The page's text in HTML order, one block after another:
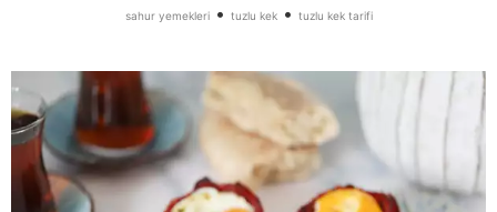
sahur yemekleri• tuzlu kek• tuzlu kek tarifi